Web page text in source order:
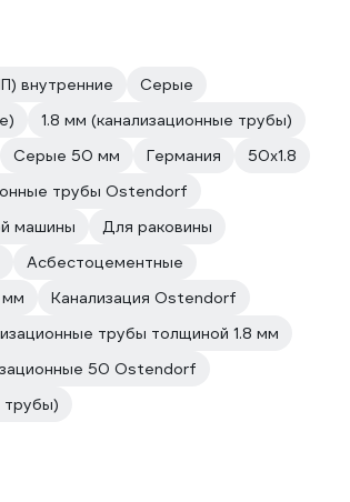
внутренние
Серые
1.8 мм (канализационные трубы)
Серые 50 мм Германия
50x1.8
трубы Ostendorf
машины
Для раковины
Асбестоцементные
мм
Канализация Ostendorf
трубы толщиной 1.8 мм
50 Ostendorf
трубы)